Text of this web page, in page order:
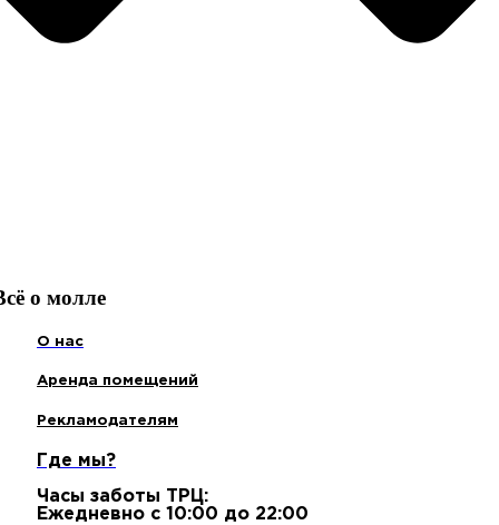
о молле
О нас
Аренда помещений
Рекламодателям
Где мы?
Часы заботы ТРЦ:
Ежедневно с 10:00 до 22:00